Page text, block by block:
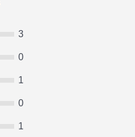
3
0
1
0
1